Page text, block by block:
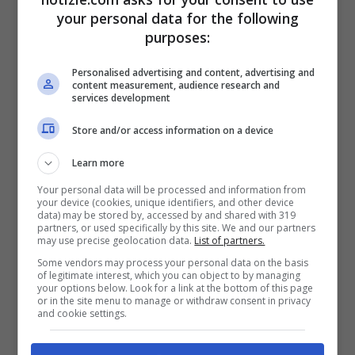
Estrazioni Lotto giovedì 10 novembre (Ansa Foto)
BARI: 43 1 65 76 40
CAGLIARI: 90 27 4 71 62
FIRENZE: 64 18 5 37 1
GENOVA : 65 33 43 54 82
MILANO: 67 55 84 43 79
your personal data for the following
purposes:
Personalised advertising and content, advertising and
content measurement, audience research and
services development
Store and/or access information on a device
Learn more
Your personal data will be processed and information from
your device (cookies, unique identifiers, and other device
data) may be stored by, accessed by and shared with 319
partners, or used specifically by this site. We and our partners
may use precise geolocation data. List of partners.
Some vendors may process your personal data on the basis
of legitimate interest, which you can object to by managing
your options below. Look for a link at the bottom of this page
or in the site menu to manage or withdraw consent in privacy
and cookie settings.